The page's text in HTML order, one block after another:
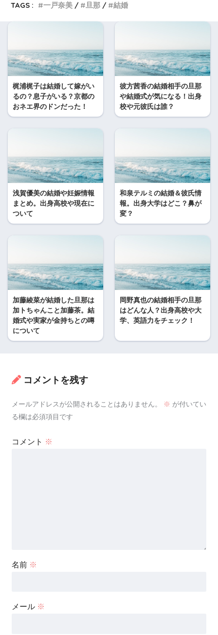
TAGS :
一戸奈美 旦那 結婚
梶浦梶子は結婚して嫁がい
るの？息子がいる？京都の
おネエ界のドンだった！
彼方茜香の結婚相手の旦那
や結婚式が気になる！出身
校や元彼氏は誰？
浅賀優美の結婚や妊娠情報
まとめ。出身高校や現在に
ついて
和泉テルミの結婚＆彼氏情
報。出身大学はどこ？鼻が
変？
加藤綾菜が結婚した旦那は
加トちゃんこと加藤茶。結
婚式や実家が金持ちとの噂
について
岡野真也の結婚相手の旦那
はどんな人？出身高校や大
学、英語力をチェック！
コメントを残す
メールアドレスが公開されることはありません。 ※ が付いてい
る欄は必須項目です
コメント ※
名前 ※
メール ※